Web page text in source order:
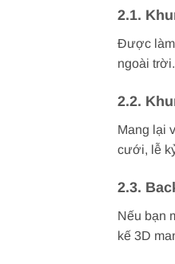
2.1.
Được làm
ngoài
2.2.
Mang lại
cưới, lễ
2.3.
Nếu bạn
kế 3D